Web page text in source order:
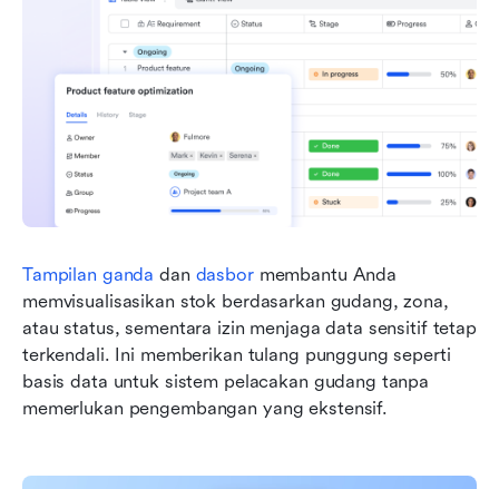
Tampilan ganda dan dasbor membantu Anda
memvisualisasikan stok berdasarkan gudang, zona,
atau status, sementara izin menjaga data sensitif tetap
terkendali. Ini memberikan tulang punggung seperti
basis data untuk sistem pelacakan gudang tanpa
memerlukan pengembangan yang ekstensif.